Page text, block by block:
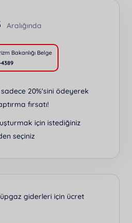
Aralığında
Bakanlığı Belge
20%'sini ödeyerek
fırsatı!
için istediğiniz
seçiniz
giderleri için ücret